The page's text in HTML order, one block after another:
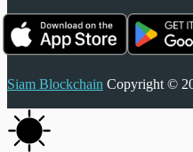
Siam Blockchain Copyright ©